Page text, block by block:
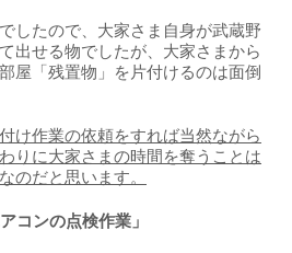
したので、大家さま自身が武蔵野
出せる物でしたが、大家さまから
屋「残置物」を片付けるのは面倒
け作業の依頼をすれば当然ながら
りに大家さまの時間を奪うことは
のだと思います。
コンの点検作業」